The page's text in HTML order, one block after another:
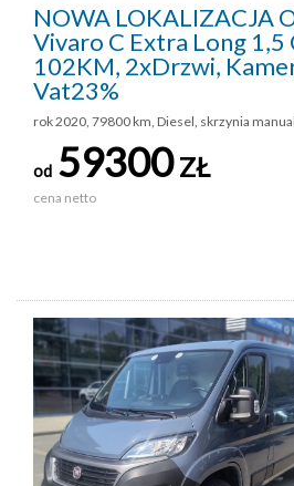
NOWA LOKALIZACJA
Vivaro C Extra Long 1,5
102KM, 2xDrzwi,
Vat23%
rok 2020, 79800 km, Diesel, skrzynia
od 59300ZŁ
cena netto